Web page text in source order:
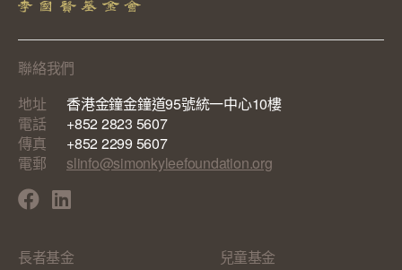
聯絡我們
地址
香港金鐘金鐘道95號統一中心10樓
電話
+852 2823 5607
傳真
+852 2299 5607
電郵
slinfo@simonkyleefoundation.org
長者基金 兒童基金